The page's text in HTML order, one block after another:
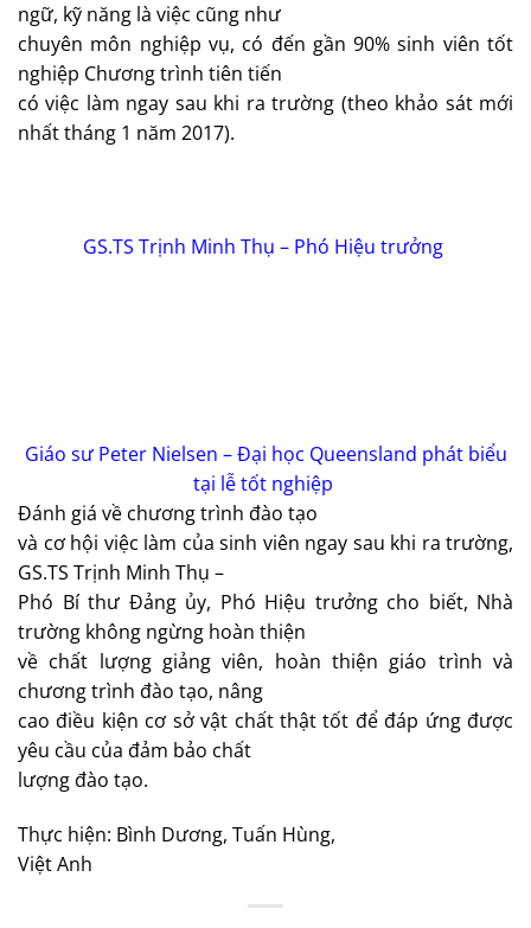
ngữ, kỹ năng là việc cũng như
chuyên môn nghiệp vụ, có đến gần 90% sinh viên tốt
nghiệp Chương trình tiên tiến
có việc làm ngay sau khi ra trường (theo khảo sát mới
nhất tháng 1 năm 2017).
GS.TS Trịnh Minh Thụ – Phó Hiệu trưởng
Giáo sư Peter Nielsen – Đại học Queensland phát biểu
tại lễ tốt nghiệp
Đánh giá về chương trình đào tạo
và cơ hội việc làm của sinh viên ngay sau khi ra trường,
GS.TS Trịnh Minh Thụ –
Phó Bí thư Đảng ủy, Phó Hiệu trưởng cho biết, Nhà
trường không ngừng hoàn thiện
về chất lượng giảng viên, hoàn thiện giáo trình và
chương trình đào tạo, nâng
cao điều kiện cơ sở vật chất thật tốt để đáp ứng được
yêu cầu của đảm bảo chất
lượng đào tạo.
Thực hiện: Bình Dương, Tuấn Hùng,
Việt Anh